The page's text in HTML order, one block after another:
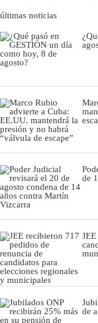
últimas noticias
de
de